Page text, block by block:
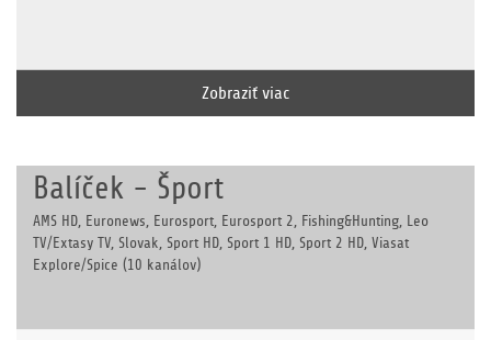
Zobraziť viac
Balíček - Šport
AMS HD, Euronews, Eurosport, Eurosport 2, Fishing&Hunting, Leo
TV/Extasy TV, Slovak, Sport HD, Sport 1 HD, Sport 2 HD, Viasat
Explore/Spice (10 kanálov)